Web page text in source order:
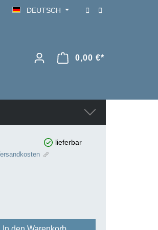
DEUTSCH
0,00 €*
lieferbar